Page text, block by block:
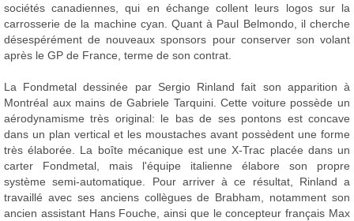
sociétés canadiennes, qui en échange collent leurs logos sur la
carrosserie de la machine cyan. Quant à Paul Belmondo, il cherche
désespérément de nouveaux sponsors pour conserver son volant
après le GP de France, terme de son contrat.
La Fondmetal dessinée par Sergio Rinland fait son apparition à
Montréal aux mains de Gabriele Tarquini. Cette voiture possède un
aérodynamisme très original: le bas de ses pontons est concave
dans un plan vertical et les moustaches avant possèdent une forme
très élaborée. La boîte mécanique est une X-Trac placée dans un
carter Fondmetal, mais l'équipe italienne élabore son propre
système semi-automatique. Pour arriver à ce résultat, Rinland a
travaillé avec ses anciens collègues de Brabham, notamment son
ancien assistant Hans Fouche, ainsi que le concepteur français Max